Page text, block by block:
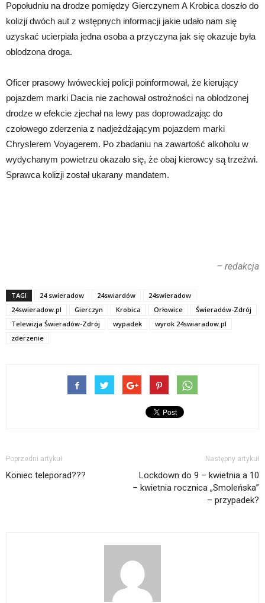
Popołudniu na drodze pomiędzy Gierczynem A Krobica doszło do
kolizji dwóch aut z wstępnych informacji jakie udało nam się
uzyskać ucierpiała jedna osoba a przyczyna jak się okazuje była
oblodzona droga.
Oficer prasowy lwóweckiej policji poinformował, że kierujący
pojazdem marki Dacia nie zachował ostrożności na oblodzonej
drodze w efekcie zjechał na lewy pas doprowadzając do
czołowego zderzenia z nadjeżdżającym pojazdem marki
Chryslerem Voyagerem. Po zbadaniu na zawartość alkoholu w
wydychanym powietrzu okazało się, że obaj kierowcy są trzeźwi.
Sprawca kolizji został ukarany mandatem.
– redakcja
TAGI 24 swieradow 24swiardów
24swieradow
24swieradow.pl
Gierczyn Krobica Orłowice
Świeradów-Zdrój
Telewizja Świeradów-Zdrój
wypadek
wyrok 24swiaradow.pl
zderzenie
Poprzedni artykuł
Koniec teleporad???
Następny artykuł
Lockdown do 9 – kwietnia a 10
– kwietnia rocznica „Smoleńska”
– przypadek?